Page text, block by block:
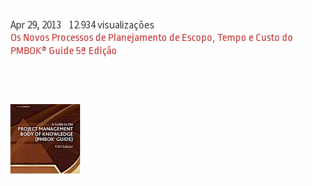
Apr 29, 2013 12.934 visualizações
Os Novos Processos de Planejamento de Escopo, Tempo e Custo do
PMBOK® Guide 5ª Edição